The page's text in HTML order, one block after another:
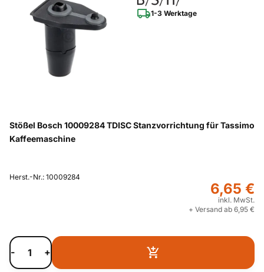
1-3 Werktage
Stößel Bosch 10009284 TDISC Stanzvorrichtung für Tassimo
Kaffeemaschine
Herst.-Nr.: 10009284
6,65 €
inkl. MwSt.
+ Versand ab 6,95 €
- +